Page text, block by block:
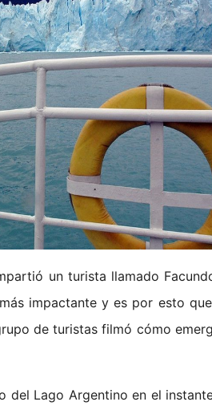
un turista llamado
impactante y es por esto
de turistas filmó cómo
del Lago Argentino en el